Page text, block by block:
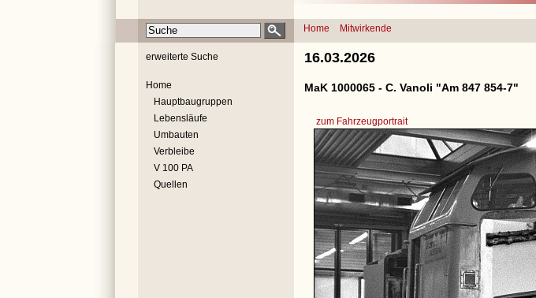
Home Mitwirkende
erweiterte Suche
Home
Hauptbaugruppen
Lebensläufe
Umbauten
Verbleibe
V 100 PA
Quellen
16.03.2026
MaK 1000065 - C. Vanoli "Am 847 854-7"
zum Fahrzeugportrait